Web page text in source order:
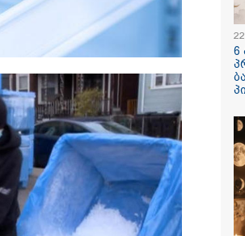
ჭურვი
11:10 / 05-08-
აგენტმა
"მტრული
მილიონი
მოიპარა
კატეგორიის ყველა სიახლე
6